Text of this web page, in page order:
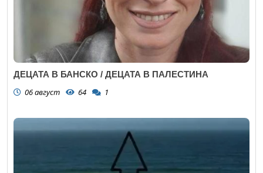
ДЕЦАТА В БАНСКО / ДЕЦАТА В ПАЛЕСТИНА
06 август 64 1